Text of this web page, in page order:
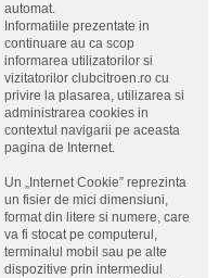
automat.
Informatiile prezentate in
continuare au ca scop
informarea utilizatorilor si
vizitatorilor clubcitroen.ro cu
privire la plasarea, utilizarea si
administrarea cookies in
contextul navigarii pe aceasta
pagina de Internet.
Un „Internet Cookie” reprezinta
un fisier de mici dimensiuni,
format din litere si numere, care
va fi stocat pe computerul,
terminalul mobil sau pe alte
dispozitive prin intermediul